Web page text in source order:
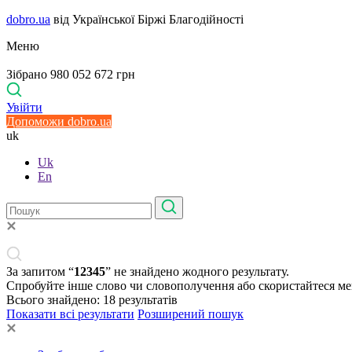
dobro.ua від Української Біржі Благодійності
Меню
Зібрано 980 052 672 грн
Увійти
Допоможи dobro.ua
uk
Uk
En
За запитом “12345” не знайдено жодного результату.
Спробуйте інше слово чи словополучення або скористайтеся
Всього знайдено: 18 результатів
Показати всі результати Розширений пошук